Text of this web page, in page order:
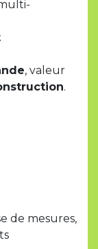
, valeur
.
de mesures,